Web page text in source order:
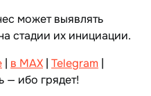
может выявлять
стадии их инициации.
| в MAX | Telegram |
— ибо грядет!